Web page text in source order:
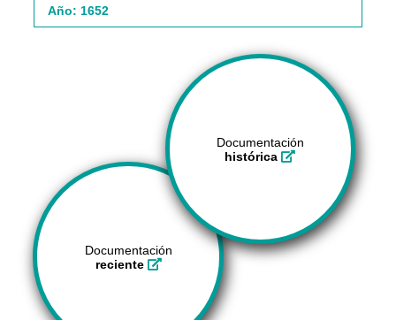
Año: 1652
Documentación
histórica
Documentación
reciente